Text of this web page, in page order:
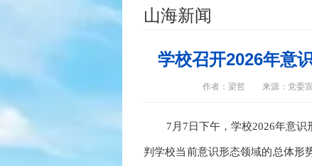
山海新闻
学校召开2026年意
作者：梁哲 来源：党委
7月7 日下午，学校2026年意识
判学校当前意识形态领域的总体形